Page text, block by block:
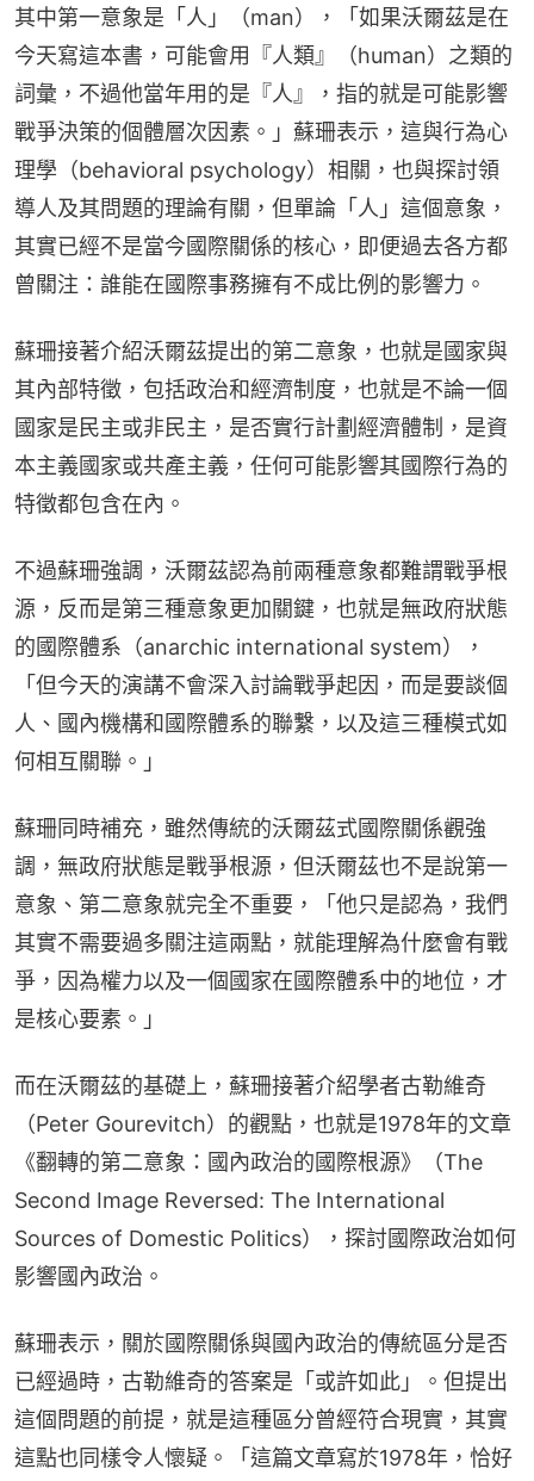
其中第一意象是「人」（man），「如果沃爾茲是在
今天寫這本書，可能會用『人類』（human）之類的
詞彙，不過他當年用的是『人』，指的就是可能影響
戰爭決策的個體層次因素。」蘇珊表示，這與行為心
理學（behavioral psychology）相關，也與探討領
導人及其問題的理論有關，但單論「人」這個意象，
其實已經不是當今國際關係的核心，即便過去各方都
曾關注：誰能在國際事務擁有不成比例的影響力。
蘇珊接著介紹沃爾茲提出的第二意象，也就是國家與
其內部特徵，包括政治和經濟制度，也就是不論一個
國家是民主或非民主，是否實行計劃經濟體制，是資
本主義國家或共產主義，任何可能影響其國際行為的
特徵都包含在內。
不過蘇珊強調，沃爾茲認為前兩種意象都難謂戰爭根
源，反而是第三種意象更加關鍵，也就是無政府狀態
的國際體系（anarchic international system），
「但今天的演講不會深入討論戰爭起因，而是要談個
人、國內機構和國際體系的聯繫，以及這三種模式如
何相互關聯。」
蘇珊同時補充，雖然傳統的沃爾茲式國際關係觀強
調，無政府狀態是戰爭根源，但沃爾茲也不是說第一
意象、第二意象就完全不重要，「他只是認為，我們
其實不需要過多關注這兩點，就能理解為什麼會有戰
爭，因為權力以及一個國家在國際體系中的地位，才
是核心要素。」
而在沃爾茲的基礎上，蘇珊接著介紹學者古勒維奇
（Peter Gourevitch）的觀點，也就是1978年的文章
《翻轉的第二意象：國內政治的國際根源》（The
Second Image Reversed: The International
Sources of Domestic Politics），探討國際政治如何
影響國內政治。
蘇珊表示，關於國際關係與國內政治的傳統區分是否
已經過時，古勒維奇的答案是「或許如此」。但提出
這個問題的前提，就是這種區分曾經符合現實，其實
這點也同樣令人懷疑。「這篇文章寫於1978年，恰好